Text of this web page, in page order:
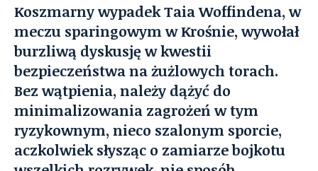
Koszmarny wypadek Taia Woffindena, w
meczu sparingowym w Krośnie, wywołał
burzliwą dyskusję w kwestii
bezpieczeństwa na żużlowych torach.
Bez wątpienia, należy dążyć do
minimalizowania zagrożeń w tym
ryzykownym, nieco szalonym sporcie,
aczkolwiek słysząc o zamiarze bojkotu